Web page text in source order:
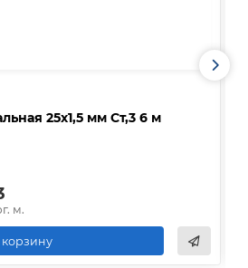
25х1,5 мм Ст,3 6 м
м.
корзину